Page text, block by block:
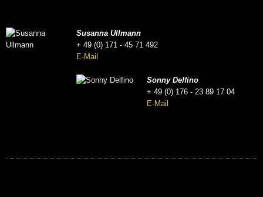
Susanna Ullmann
+ 49 (0) 171 - 45 71 492
E-Mail
Sonny Delfino
+ 49 (0) 176 - 23 89 17 04
E-Mail